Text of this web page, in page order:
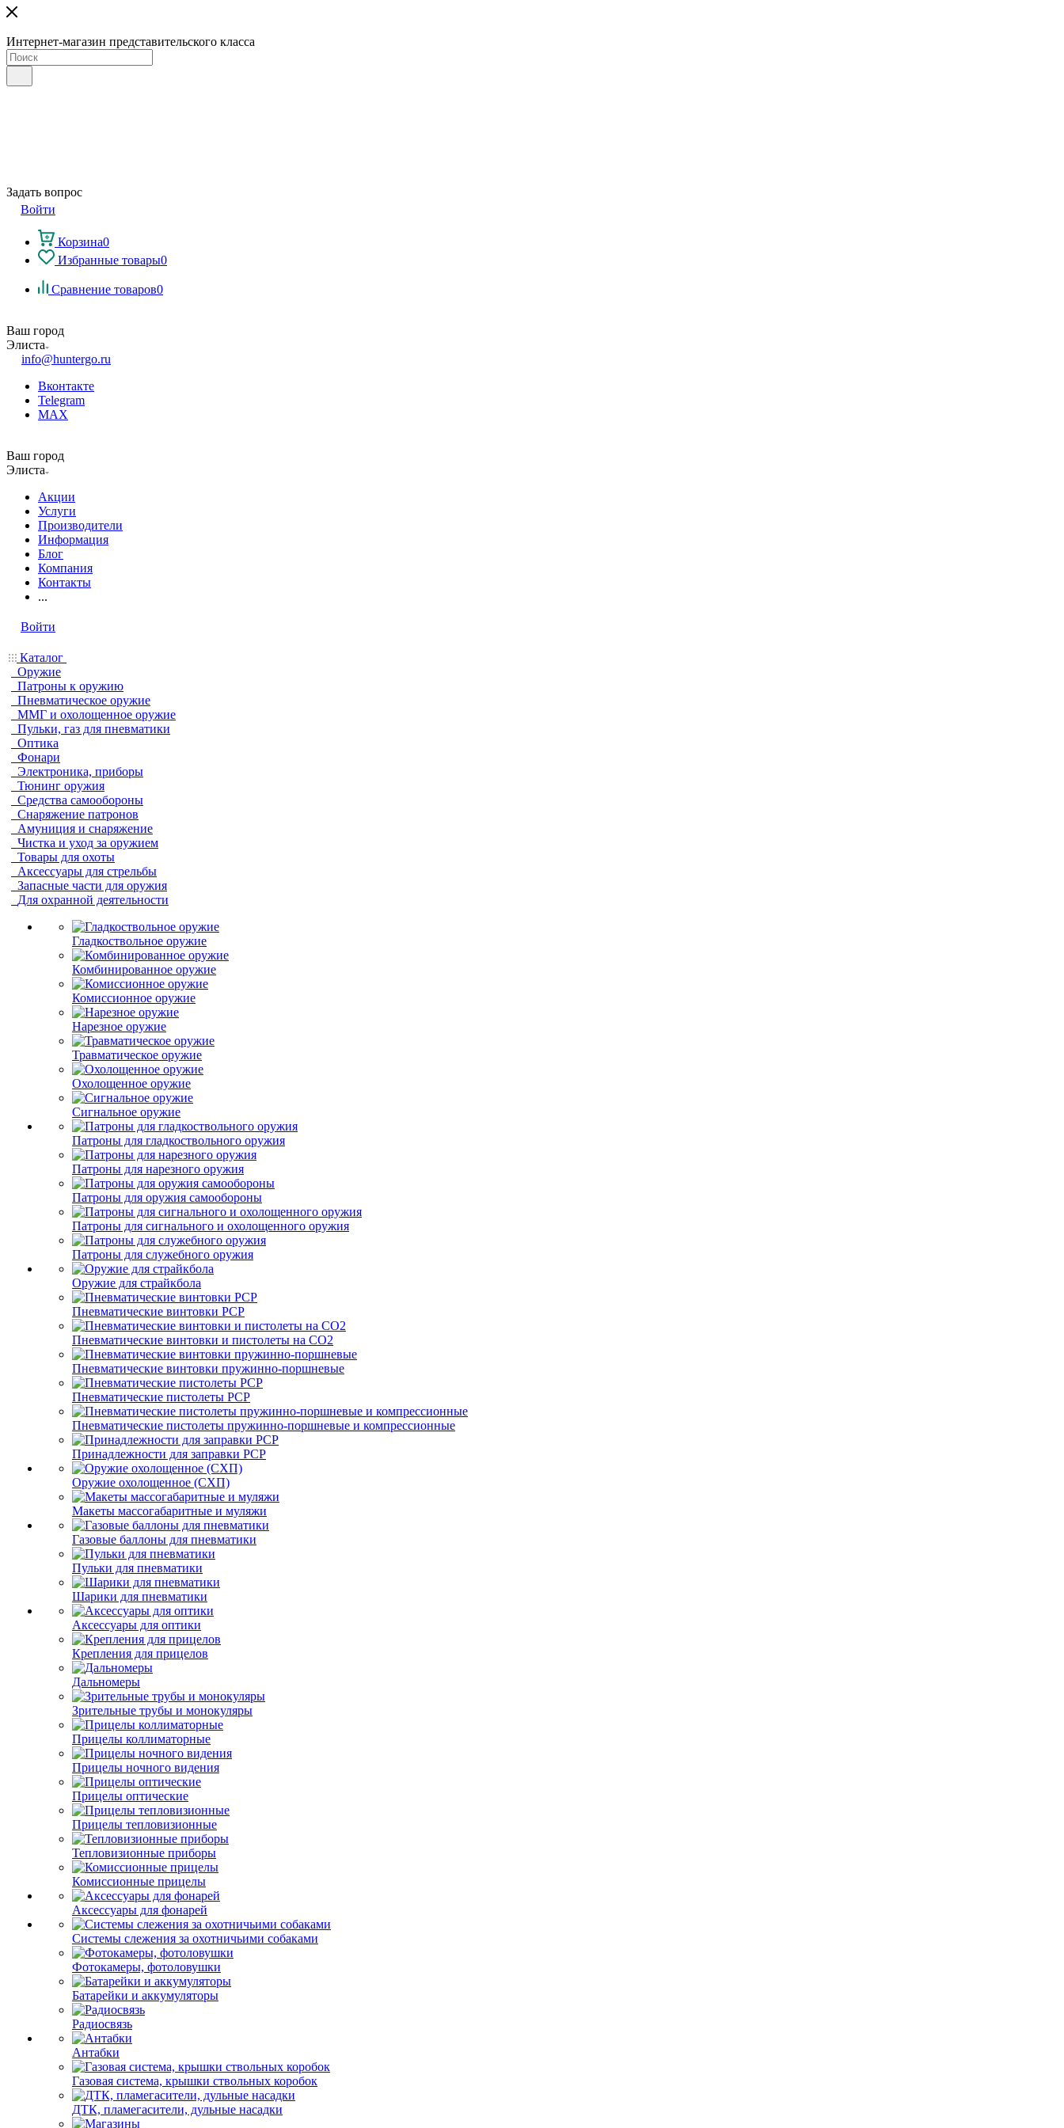
Интернет-магазин представительского класса
Задать вопрос
Войти
Корзина0
Избранные товары0
Сравнение товаров0
Ваш город
Элиста
info@huntergo.ru
Вконтакте
Telegram
MAX
Ваш город
Элиста
Акции
Услуги
Производители
Информация
Блог
Компания
Контакты
...
Войти
Каталог
Оружие
Патроны к оружию
Пневматическое оружие
ММГ и охолощенное оружие
Пульки, газ для пневматики
Оптика
Фонари
Электроника, приборы
Тюнинг оружия
Средства самообороны
Снаряжение патронов
Амуниция и снаряжение
Чистка и уход за оружием
Товары для охоты
Аксессуары для стрельбы
Запасные части для оружия
Для охранной деятельности
Гладкоствольное оружие
Комбинированное оружие
Комиссионное оружие
Нарезное оружие
Травматическое оружие
Охолощенное оружие
Сигнальное оружие
Патроны для гладкоствольного оружия
Патроны для нарезного оружия
Патроны для оружия самообороны
Патроны для сигнального и охолощенного оружия
Патроны для служебного оружия
Оружие для страйкбола
Пневматические винтовки PCP
Пневматические винтовки и пистолеты на CO2
Пневматические винтовки пружинно-поршневые
Пневматические пистолеты PCP
Пневматические пистолеты пружинно-поршневые и компрессионные
Принадлежности для заправки PCP
Оружие охолощенное (СХП)
Макеты массогабаритные и муляжи
Газовые баллоны для пневматики
Пульки для пневматики
Шарики для пневматики
Аксессуары для оптики
Крепления для прицелов
Дальномеры
Зрительные трубы и монокуляры
Прицелы коллиматорные
Прицелы ночного видения
Прицелы оптические
Прицелы тепловизионные
Тепловизионные приборы
Комиссионные прицелы
Аксессуары для фонарей
Системы слежения за охотничьими собаками
Фотокамеры, фотоловушки
Батарейки и аккумуляторы
Радиосвязь
Антабки
Газовая система, крышки ствольных коробок
ДТК, пламегасители, дульные насадки